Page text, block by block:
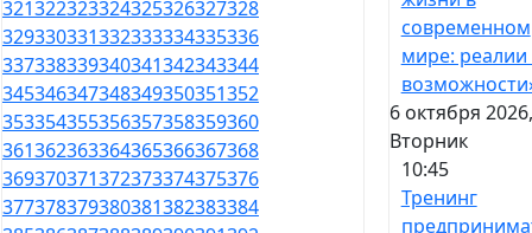
321322323324325326327328
329330331332333334335336
337338339340341342343344
345346347348349350351352
353354355356357358359360
361362363364365366367368
369370371372373374375376
377378379380381382383384
современном
мире: реалии
6 октября 2026,
Вторник
10:45
Тренинг